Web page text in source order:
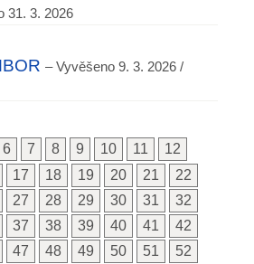
31. 3. 2026
– Vyvěšeno 9. 3. 2026 /
6 7 8 9 10 11
12
17 18 19 20 21
22
27 28 29 30 31
32
37 38 39 40 41
42
47 48 49 50 51
52